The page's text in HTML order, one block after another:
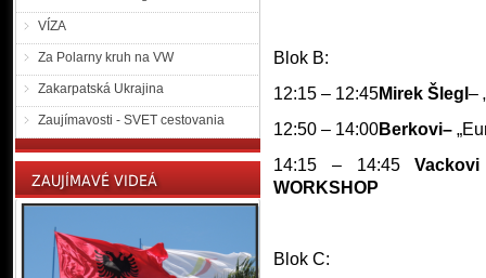
VÍZA
Za Polarny kruh na VW
Zakarpatská Ukrajina
Zaujímavosti - SVET cestovania
Blok B:
12:15 – 12:45Mirek Šlegl –
12:50 – 14:00Berkovi–
14:15 – 14:45
WORKSHOP
Blok C: